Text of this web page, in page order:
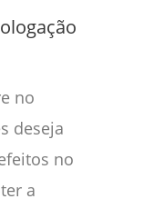
no
deseja
no
a